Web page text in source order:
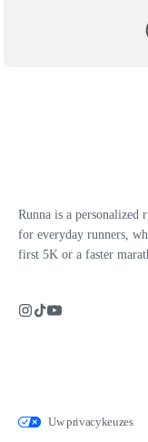
Runna is a personalized
for everyday runners,
first 5K or a faster
Uw privacykeuzes